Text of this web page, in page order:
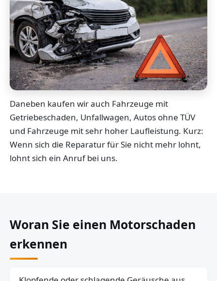
Daneben kaufen wir auch Fahrzeuge mit
Getriebeschaden, Unfallwagen, Autos ohne TÜV
und Fahrzeuge mit sehr hoher Laufleistung. Kurz:
Wenn sich die Reparatur für Sie nicht mehr lohnt,
lohnt sich ein Anruf bei uns.
Woran Sie einen Motorschaden
erkennen